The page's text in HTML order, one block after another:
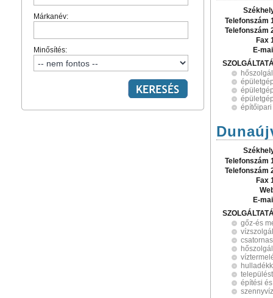
Márkanév:
Minősítés:
Telefonszám
Telefonszám
Fax
E-
Telefonszám
Telefonszám
Fax
E-
gőz-és
építési